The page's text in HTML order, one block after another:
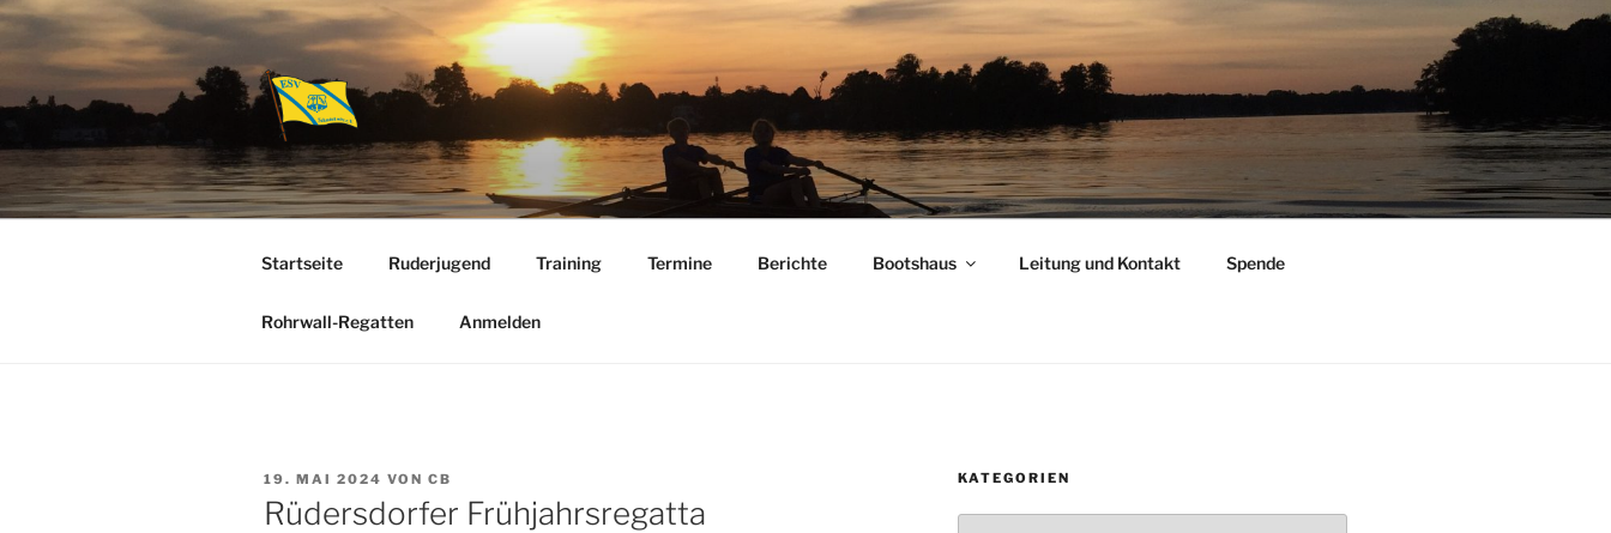
Zum
springen
ESV SCHMÖCKWITZ E.V.
Abteilung Rudern
Startseite Ruderjugend Training Termine Berichte Bootshaus Leitung und Kontakt Spende
Rohrwall-Regatten Anmelden
VERÖFFENTLICHT
AM
19. MAI 2024 VON CB
Rüdersdorfer Frühjahrsregatta
KATEGORIEN